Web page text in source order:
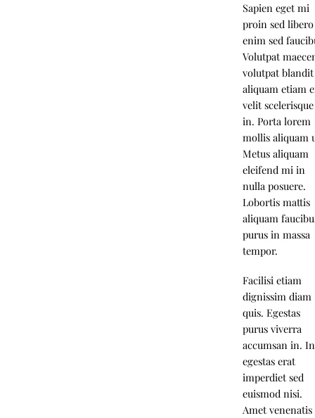
Sapien eget mi
proin sed libero
enim sed
Volutpat
volutpat blandit
aliquam etiam
velit scelerisque
in. Porta lorem
mollis aliquam
Metus aliquam
eleifend mi in
nulla posuere.
Lobortis mattis
aliquam
purus in massa
tempor.
Facilisi etiam
dignissim diam
quis. Egestas
purus viverra
accumsan in. In
egestas erat
imperdiet sed
euismod nisi.
Amet venenatis